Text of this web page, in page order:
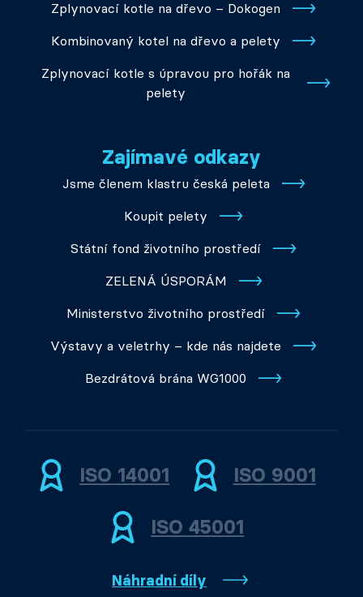
Zplynovací kotle na dřevo – Dokogen
Kombinovaný kotel na dřevo a pelety
Zplynovací kotle s úpravou pro hořák na
pelety
Zajímavé odkazy
Jsme členem klastru česká peleta
Koupit pelety
Státní fond životního prostředí
ZELENÁ ÚSPORÁM
Ministerstvo životního prostředí
Výstavy a veletrhy – kde nás najdete
Bezdrátová brána WG1000
ISO 14001 ISO 9001
ISO 45001
Náhradní díly